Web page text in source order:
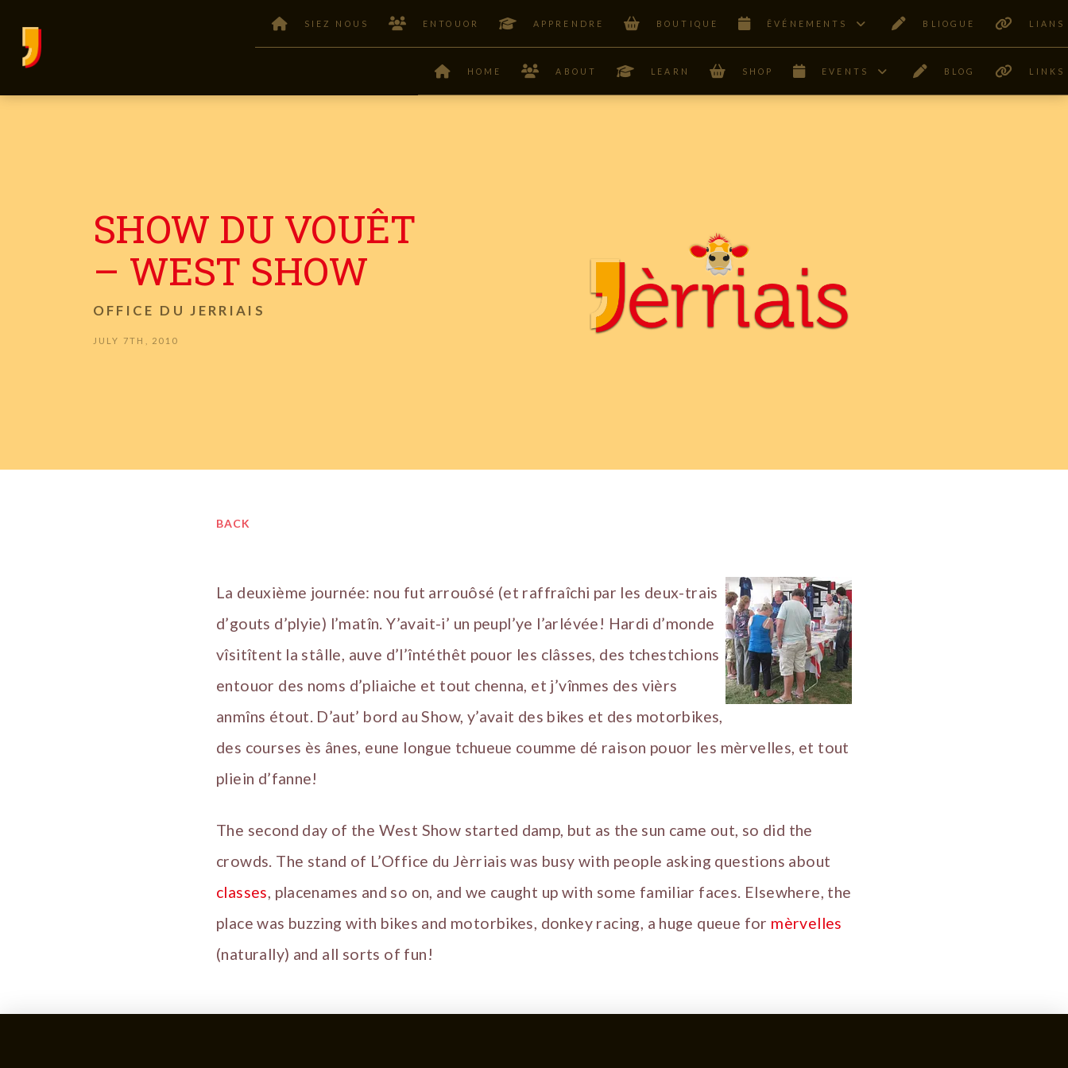
SIEZ NOUS ENTOUOR APPRENDRE BOUTIQUE ÊVÉNEMENTS BLIOGUE LIANS
HOME ABOUT LEARN SHOP EVENTS BLOG LINKS
SHOW DU VOUÊT
– WEST SHOW
OFFICE DU JERRIAIS
JULY 7TH, 2010
BACK
La deuxième journée: nou fut arrouôsé (et raffraîchi par les deux-trais
d’gouts d’plyie) l’matîn. Y’avait-i’ un peupl’ye l’arlévée! Hardi d’monde
vîsitîtent la stâlle, auve d’l’întéthêt pouor les clâsses, des tchestchions
entouor des noms d’pliaiche et tout chenna, et j’vînmes des vièrs
anmîns étout. D’aut’ bord au Show, y’avait des bikes et des motorbikes,
des courses ès ânes, eune longue tchueue coumme dé raison pouor les mèrvelles, et tout
pliein d’fanne!
The second day of the West Show started damp, but as the sun came out, so did the
crowds. The stand of L’Office du Jèrriais was busy with people asking questions about
classes, placenames and so on, and we caught up with some familiar faces. Elsewhere, the
place was buzzing with bikes and motorbikes, donkey racing, a huge queue for mèrvelles
(naturally) and all sorts of fun!